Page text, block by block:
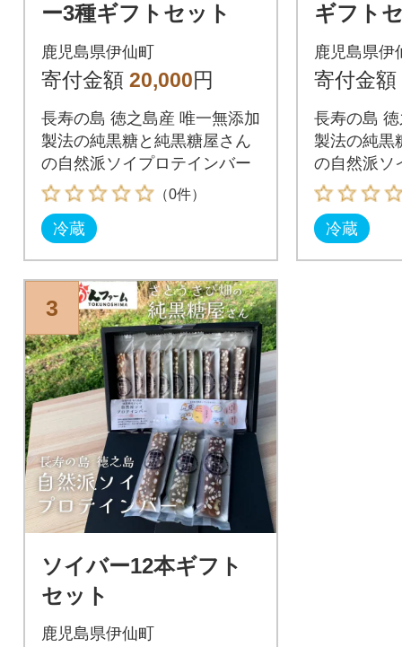
ー3種ギフトセット
鹿児島県伊仙町
寄付金額 20,000円
長寿の島 徳之島産 唯一無添加
製法の純黒糖と純黒糖屋さん
の自然派ソイプロテインバー
（0件）
冷蔵
ギフト
鹿児島県伊
寄付金額
長寿の島
製法の純黒
の自然派ソ
冷蔵
3
ソイバー12本ギフト
セット
鹿児島県伊仙町